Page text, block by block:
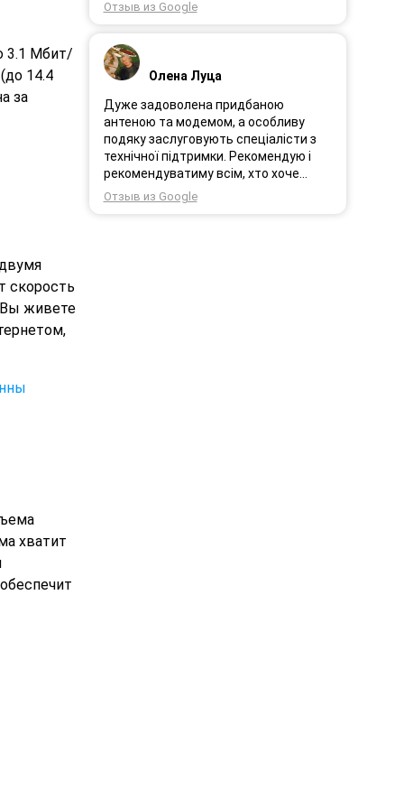
3.1 Мбит/
14.4
за
скорость
Вы живете
хватит
Отзыв из Google
Олена Луца
Дуже задоволена придбаною
антеною та модемом, а особливу
подяку заслуговують спеціалісти з
технічної підтримки. Рекомендую і
рекомендуватиму всім, хто хоче
користуватись безпровідним
Отзыв из Google